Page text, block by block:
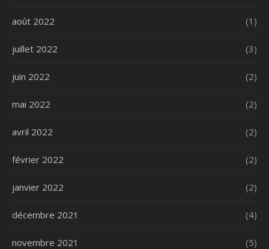
août 2022 (1)
juillet 2022 (3)
juin 2022 (2)
mai 2022 (2)
avril 2022 (2)
février 2022 (2)
janvier 2022 (2)
décembre 2021 (4)
novembre 2021 (5)